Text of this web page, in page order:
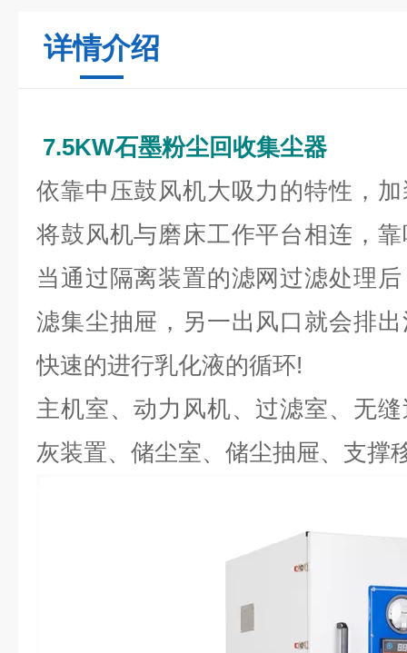
详情介绍
7.5KW石墨粉尘回收集尘器
依靠中压鼓风机大吸力的特性，
将鼓风机与磨床工作平台相连，
当通过隔离装置的滤网过滤处理
滤集尘抽屉，另一出风口就会排
快速的进行乳化液的循环!
主机室、动力风机、过滤室、无
灰装置、储尘室、储尘抽屉、支撑